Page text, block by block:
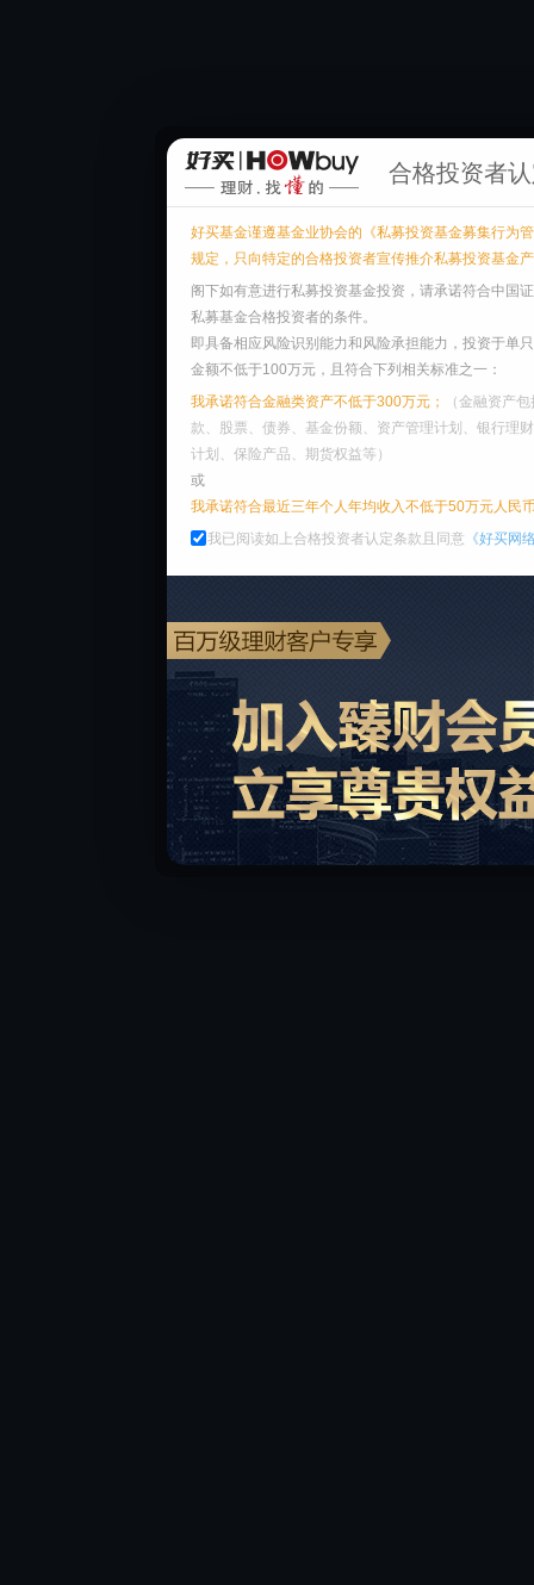
合格投资者
好买基金谨遵基金业协会的《私募投资基金募集行为
规定，只向特定的合格投资者宣传推介私募投资基金
阁下如有意进行私募投资基金投资，请承诺符合中国
私募基金合格投资者的条件。
即具备相应风险识别能力和风险承担能力，投资于单
金额不低于100万元，且符合下列相关标准之一：
我承诺符合金融类资产不低于300万元；
（金融资产
款、股票、债券、基金份额、资产管理计划、银行理
计划、保险产品、期货权益等）
或
我承诺符合最近三年个人年均收入不低于50万元人民
我已阅读如上合格投资者认定条款且同意 《好买网